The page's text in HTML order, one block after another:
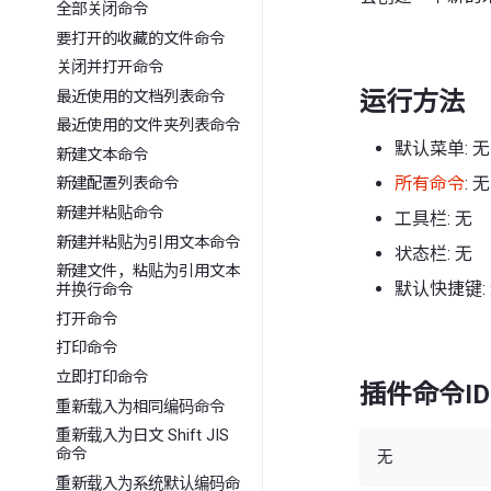
全部关闭命令
要打开的收藏的文件命令
关闭并打开命令
最近使用的文档列表命令
最近使用的文件夹列表命令
新建文本命令
新建配置列表命令
新建并粘贴命令
新建并粘贴为引用文本命令
新建文件，粘贴为引用文本
并换行命令
打开命令
打印命令
立即打印命令
重新载入为相同编码命令
重新载入为日文 Shift JIS
命令
重新载入为系统默认编码命
运行方法
默认菜单: 无
所有命令: 无
工具栏: 无
状态栏: 无
默认快捷键:
插件命令ID